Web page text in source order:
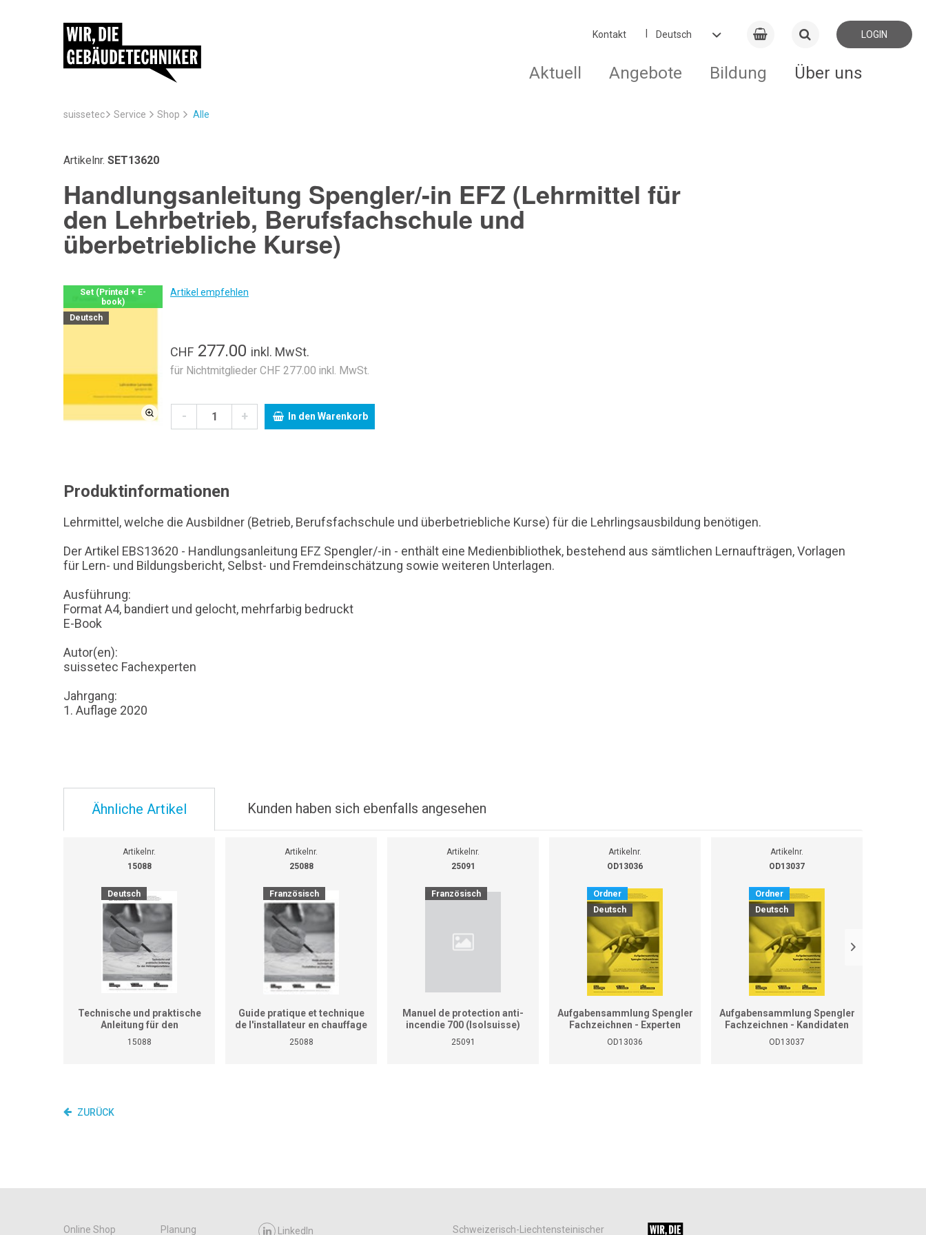
Kontakt LOGIN
Aktuell Angebote Bildung Über uns
suissetec Service Shop Alle
Artikelnr. SET13620
Handlungsanleitung Spengler/-in EFZ (Lehrmittel für
den Lehrbetrieb, Berufsfachschule und
überbetriebliche Kurse)
Set (Printed + E-
book)
Deutsch
Artikel empfehlen
CHF 277.00 inkl. MwSt.
für Nichtmitglieder CHF 277.00 inkl. MwSt.
- + In den Warenkorb
Produktinformationen
Lehrmittel, welche die Ausbildner (Betrieb, Berufsfachschule und überbetriebliche Kurse) für die Lehrlingsausbildung benötigen.
Der Artikel EBS13620 - Handlungsanleitung EFZ Spengler/-in - enthält eine Medienbibliothek, bestehend aus sämtlichen Lernaufträgen, Vorlagen
für Lern- und Bildungsbericht, Selbst- und Fremdeinschätzung sowie weiteren Unterlagen.
Ausführung:
Format A4, bandiert und gelocht, mehrfarbig bedruckt
E-Book
Autor(en):
suissetec Fachexperten
Jahrgang:
1. Auflage 2020
Ähnliche Artikel Kunden haben sich ebenfalls angesehen
Artikelnr.
15088
Deutsch
Technische und praktische
Anleitung für den
Heizungsinstallateur (ersetzt
nicht den praktischen
15088
Artikelnr.
25088
Französisch
Guide pratique et technique
de l'installateur en chauffage
(Ne remplace pas le manuel
de travaux pratiques pour
25088
Artikelnr.
25091
Französisch
Manuel de protection anti-
incendie 700 (Isolsuisse)
25091
Artikelnr.
OD13036
Ordner
Deutsch
Aufgabensammlung Spengler
Fachzeichnen - Experten
OD13036
Artikelnr.
OD13037
Ordner
Deutsch
Aufgabensammlung Spengler
Fachzeichnen - Kandidaten
OD13037
ZURÜCK
Online Shop Planung LinkedIn Schweizerisch-Liechtensteinischer